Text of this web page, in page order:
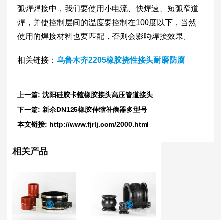
弧焊焊接中，我们要使用小电流、快焊速、短弧窄道
焊，并使控制层间的温度要控制在100度以下，当然
使用的焊接材料也要匹配，否则会影响焊接效果。
相关链接： 乌鲁木齐2205橡胶挠性接头耐磨防腐
上一篇: 沈阳硅胶卡箍橡胶接头高压管道接头
下一篇: 新余DN125橡胶伸缩补偿器多型号
本文链接: http://www.fjrlj.com/2000.html
相关产品